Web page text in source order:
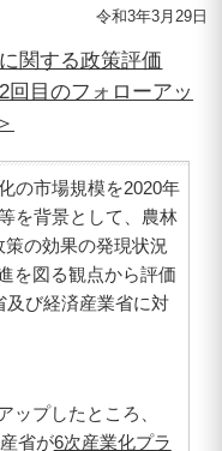
令和3年3月29日
関する政策評価
回目のフォローアッ
の市場規模を2020年
を背景として、農林
の効果の発現状況
を図る観点から評価
及び経済産業省に対
ップしたところ、
省が6次産業化プラ